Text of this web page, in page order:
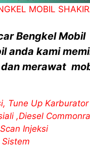
MOBIL
Bengkel
anda kami
merawat
Tune Up Karburator
,Diesel
Injeksi
Sistem